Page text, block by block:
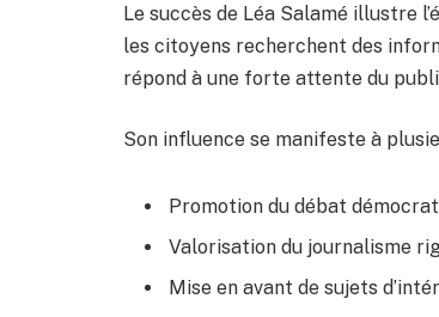
Le succès de Léa Salamé illustre
les citoyens recherchent des
répond à une forte attente du
Son influence se manifeste à
Promotion du débat
Valorisation du journalisme
Mise en avant de sujets